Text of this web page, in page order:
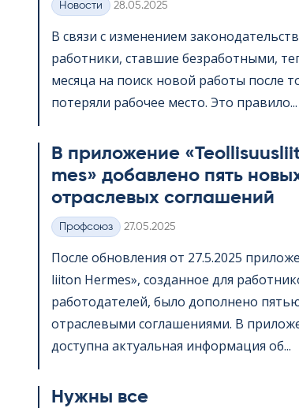
Категории
Hовости Kirjoitettu
28.05.2025
В связи с изменением
работники, ставшие безработными,
месяца на поиск новой работы после
потеряли рабочее место. Это правило...
В приложение
mes» добавлено пять
отраслевых соглашений
Категории
Профсоюз Kirjoitettu
27.05.2025
После обновления от 27.5.2025
lii­ton Her­mes», созданное для
работодателей, было дополнено
отраслевыми соглашениями. В
доступна актуальная информация об...
Нужны все